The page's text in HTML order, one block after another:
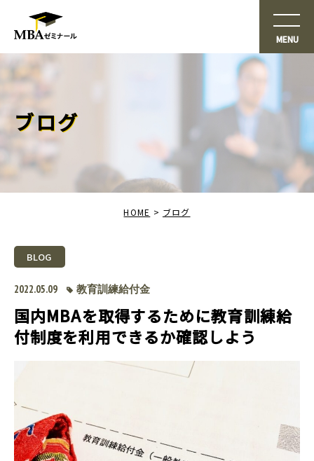
ブログ
HOME ブログ
BLOG
2022.05.09 教育訓練給付金
国内MBAを取得するために教育訓練給
付制度を利用できるか確認しよう